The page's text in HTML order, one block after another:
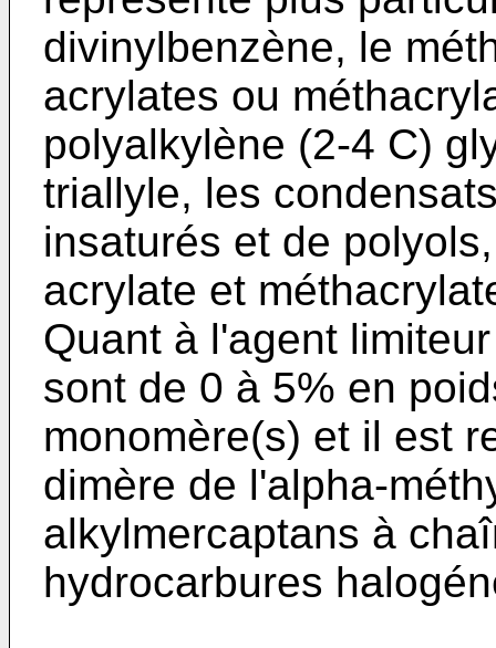
divinylbenzène, le
acrylates ou
polyalkylène (2-4 C)
triallyle, les
insaturés et de
acrylate et
Quant à l'agent
sont de 0 à 5% en
monomère(s) et il est
dimère de l'alpha-
alkylmercaptans à
hydrocarbures